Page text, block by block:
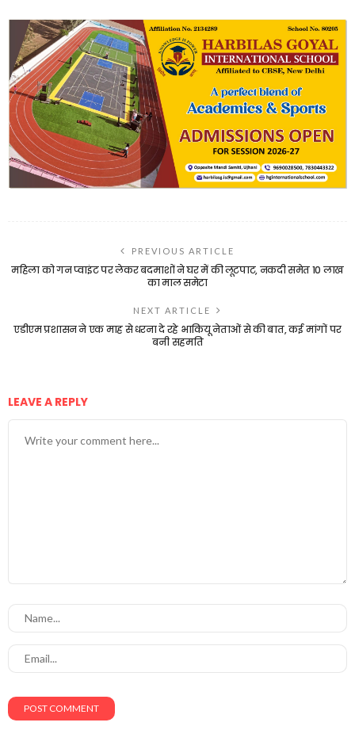
PREVIOUS ARTICLE
महिला को गन प्वाइंट पर लेकर बदमाशों ने घर में की लूटपाट, नकदी समेत 10 लाख
का माल समेटा
NEXT ARTICLE
एडीएम प्रशासन ने एक माह से धरना दे रहे भाकियू नेताओं से की बात, कई मांगों पर
बनी सहमति
LEAVE A REPLY